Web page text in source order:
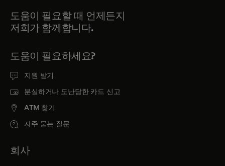
도움이 필요할 때 언제든지
저희가 함께합니다.
도움이 필요하세요?
지원 받기
분실하거나 도난당한 카드 신고
ATM 찾기
자주 묻는 질문
회사